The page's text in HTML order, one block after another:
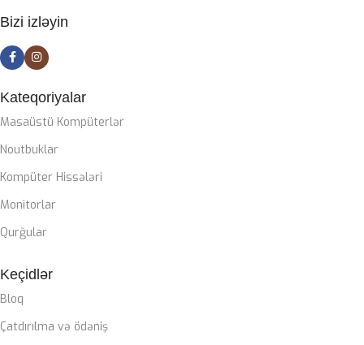
Bizi izləyin
Kateqoriyalar
Masaüstü Kompüterlər
Noutbuklar
Kompüter Hissələri
Monitorlar
Qurğular
Keçidlər
Bloq
Çatdırılma və ödəniş